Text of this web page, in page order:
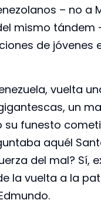
– no
mismo
de jóvenes
vuelta
un
funesto
aquél
del mal? Sí,
la vuelta a la